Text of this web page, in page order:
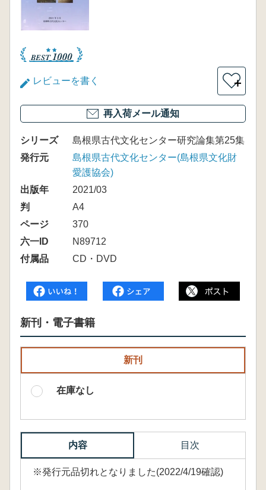
レビューを書く ＋
再入荷メール通知
シリーズ
島根県古代文化センター研究論集第25集
発行元
島根県古代文化センター(島根県文化財
愛護協会)
出版年
2021/03
判
A4
ページ
370
六一ID
N89712
付属品
CD・DVD
新刊・電子書籍
新刊
在庫なし
内容 目次
※発行元品切れとなりました(2022/4/19確認)